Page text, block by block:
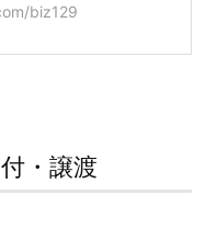
biz129
・譲渡